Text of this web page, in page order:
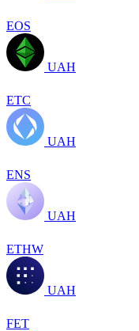
EOS
UAH
ETC
UAH
ENS
UAH
ETHW
UAH
FET